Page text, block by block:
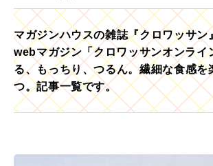
マガジンハウスの雑誌『クロワッサン
webマガジン「クロワッサンオンライ
る、もっちり、つるん。繊細な食感を
つ。記事一覧です。